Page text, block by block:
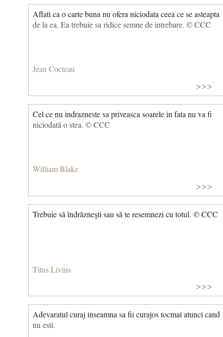
Aflati ca o carte buna nu ofera niciodata ceea ce se asteapta
de la ea. Ea trebuie sa ridice semne de intrebare. © CCC
Jean Cocteau
>>>
Cel ce nu indrazneste sa priveasca soarele in fata nu va fi
niciodată o stea. © CCC
William Blake
>>>
Trebuie să îndrăzneşti sau să te resemnezi cu totul. © CCC
Titus Livius
>>>
Adevaratul curaj inseamna sa fii curajos tocmai atunci cand
nu esti.